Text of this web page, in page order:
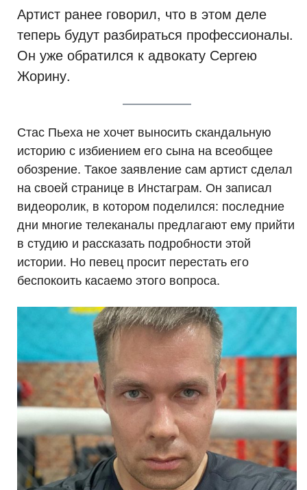
Артист ранее говорил, что в этом деле
теперь будут разбираться профессионалы.
Он уже обратился к адвокату Сергею
Жорину.
Стас Пьеха не хочет выносить скандальную
историю с избиением его сына на всеобщее
обозрение. Такое заявление сам артист сделал
на своей странице в Инстаграм. Он записал
видеоролик, в котором поделился: последние
дни многие телеканалы предлагают ему прийти
в студию и рассказать подробности этой
истории. Но певец просит перестать его
беспокоить касаемо этого вопроса.